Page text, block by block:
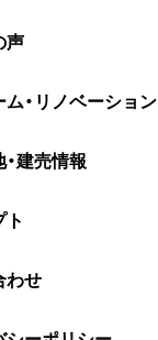
声
ム・リノベーション
建売情報
わせ